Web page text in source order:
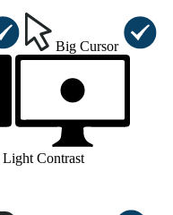
Big Cursor
Light Contrast